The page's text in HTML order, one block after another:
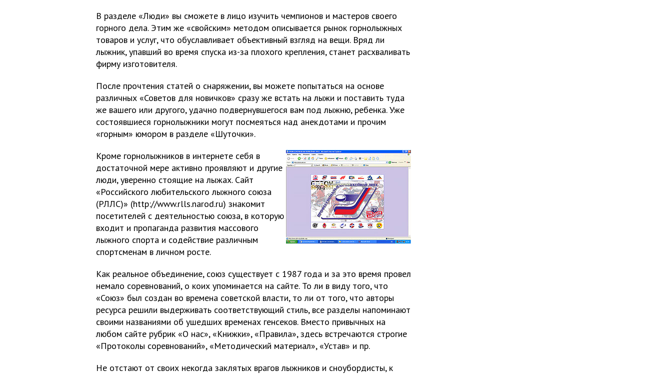
В разделе «Люди» вы сможете в лицо изучить чемпионов и мастеров своего
горного дела. Этим же «свойским» методом описывается рынок горнолыжных
товаров и услуг, что обуславливает объективный взгляд на вещи. Вряд ли
лыжник, упавший во время спуска из-за плохого крепления, станет расхваливать
фирму изготовителя.
После прочтения статей о снаряжении, вы можете попытаться на основе
различных «Советов для новичков» сразу же встать на лыжи и поставить туда
же вашего или другого, удачно подвернувшегося вам под лыжню, ребенка. Уже
состоявшиеся горнолыжники могут посмеяться над анекдотами и прочим
«горным» юмором в разделе «Шуточки».
Кроме горнолыжников в интернете себя в
достаточной мере активно проявляют и другие
люди, уверенно стоящие на лыжах. Сайт
«Российского любительского лыжного союза
(РЛЛС)» (http://www.rlls.narod.ru) знакомит
посетителей с деятельностью союза, в которую
входит и пропаганда развития массового
лыжного спорта и содействие различным
спортсменам в личном росте.
Как реальное объединение, союз существует с 1987 года и за это время провел
немало соревнований, о коих упоминается на сайте. То ли в виду того, что
«Союз» был создан во времена советской власти, то ли от того, что авторы
ресурса решили выдерживать соответствующий стиль, все разделы напоминают
своими названиями об ушедших временах генсеков. Вместо привычных на
любом сайте рубрик «О нас», «Книжки», «Правила», здесь встречаются строгие
«Протоколы соревнований», «Методический материал», «Устав» и пр.
Не отстают от своих некогда заклятых врагов лыжников и сноубордисты, к